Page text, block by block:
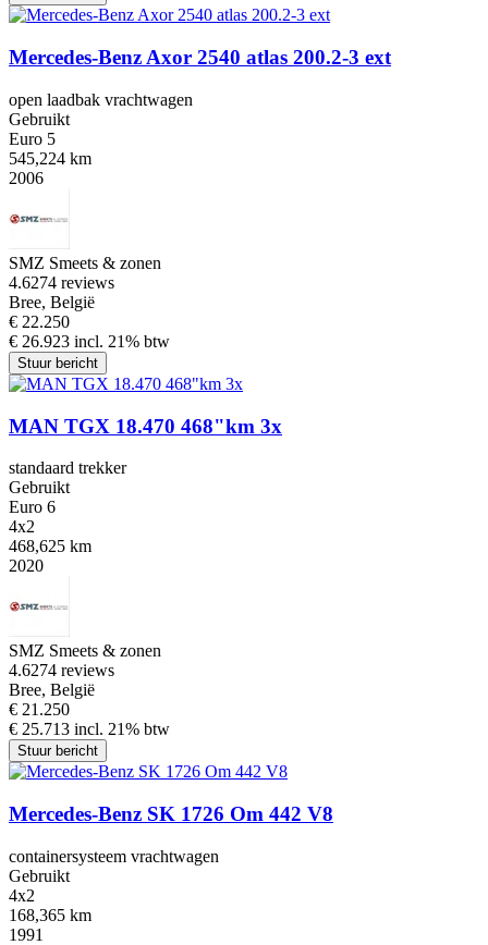
Mercedes-Benz Axor 2540 atlas 200.2-3 ext
open laadbak vrachtwagen
Gebruikt
Euro 5
545,224 km
2006
SMZ Smeets & zonen
4.6274 reviews
Bree, België
€ 22.250
€ 26.923 incl. 21% btw
Stuur bericht
MAN TGX 18.470 468"km 3x
standaard trekker
Gebruikt
Euro 6
4x2
468,625 km
2020
SMZ Smeets & zonen
4.6274 reviews
Bree, België
€ 21.250
€ 25.713 incl. 21% btw
Stuur bericht
Mercedes-Benz SK 1726 Om 442 V8
containersysteem vrachtwagen
Gebruikt
4x2
168,365 km
1991